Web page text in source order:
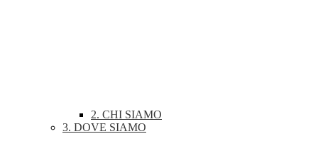
2. CHI SIAMO
3. DOVE SIAMO